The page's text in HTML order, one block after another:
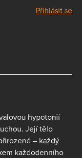
Přihlásit se
hypotonií
Její tělo
– každý
každodenního